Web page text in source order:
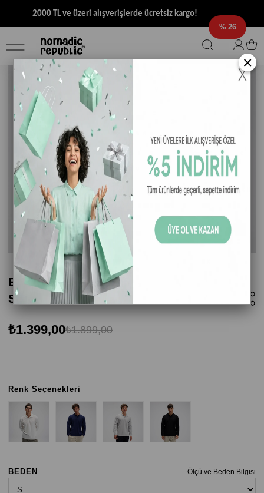
2000 TL ve üzeri alışverişlerde ücretsiz kargo!
26
Ellesse EM582-GI Erkek Polo Yaka
Sweatshirt - Gri
₺1.899,00
₺1.399,00
Renk Seçenekleri
Ölçü ve Beden Bilgisi
BEDEN
×